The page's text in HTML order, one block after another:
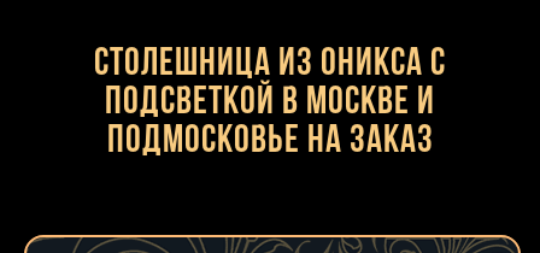
Столешница из оникса с
подсветкой в Москве и
Подмосковье на заказ